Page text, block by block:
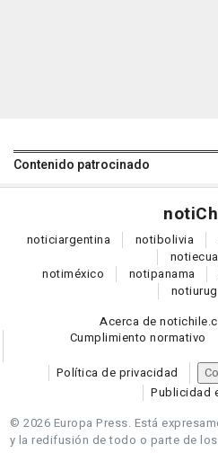
Contenido patrocinado
noti
noticiargentina notibolivia
noti
notiméxico notipanama
noti
Acerca de
Cumplimiento normativo
Política de privacidad
Publicidad
© 2026 Europa Press. Está
y la redifusión de todo o parte de